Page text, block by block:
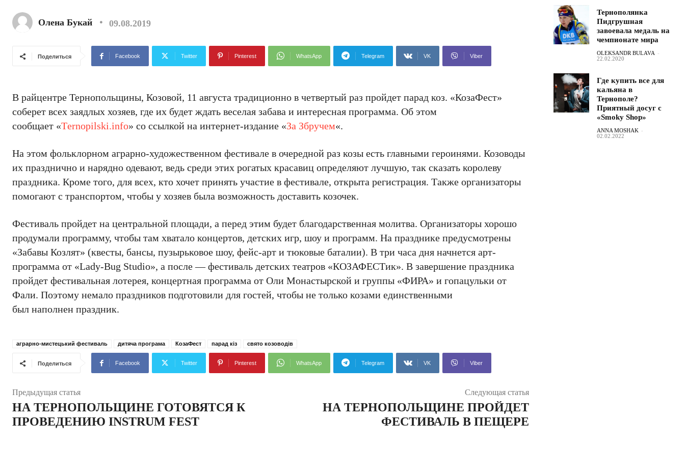
Олена Букай 09.08.2019
Поделиться Facebook Twitter Pinterest WhatsApp Telegram VK Viber
В райцентре Тернопольщины, Козовой, 11 августа традиционно в четвертый раз пройдет парад коз. «КозаФест»
соберет всех заядлых хозяев, где их будет ждать веселая забава и интересная программа. Об этом
сообщает «Тernopilski.info» со ссылкой на интернет-издание «За Збручем«.
На этом фольклорном аграрно-художественном фестивале в очередной раз козы есть главными героинями. Козоводы
их празднично и нарядно одевают, ведь среди этих рогатых красавиц определяют лучшую, так сказать королеву
праздника. Кроме того, для всех, кто хочет принять участие в фестивале, открыта регистрация. Также организаторы
помогают с транспортом, чтобы у хозяев была возможность доставить козочек.
Фестиваль пройдет на центральной площади, а перед этим будет благодарственная молитва. Организаторы хорошо
продумали программу, чтобы там хватало концертов, детских игр, шоу и программ. На празднике предусмотрены
«Забавы Козлят» (квесты, бансы, пузырьковое шоу, фейс-арт и тюковые баталии). В три часа дня начнется арт-
программа от «Lady-Bug Studio», а после — фестиваль детских театров «КОЗАФЕСТик». В завершение праздника
пройдет фестивальная лотерея, концертная программа от Оли Монастырской и группы «ФИРА» и гопацульки от
Фали. Поэтому немало праздников подготовили для гостей, чтобы не только козами единственными
был наполнен праздник.
аграрно-мистецький фестиваль дитяча програма КозаФест парад кіз свято козоводів
Поделиться Facebook Twitter Pinterest WhatsApp Telegram VK Viber
Предыдущая статья
НА ТЕРНОПОЛЬЩИНЕ ГОТОВЯТСЯ К
ПРОВЕДЕНИЮ INSTRUM FEST
Следующая статья
НА ТЕРНОПОЛЬЩИНЕ ПРОЙДЕТ
ФЕСТИВАЛЬ В ПЕЩЕРЕ
Тернополянка
Пидгрушная
завоевала медаль на
чемпионате мира
OLEKSANDR BULAVA -
22.02.2020
Где купить все для
кальяна в
Тернополе?
Приятный досуг с
«Smoky Shop»
ANNA MOSHAK -
02.02.2022